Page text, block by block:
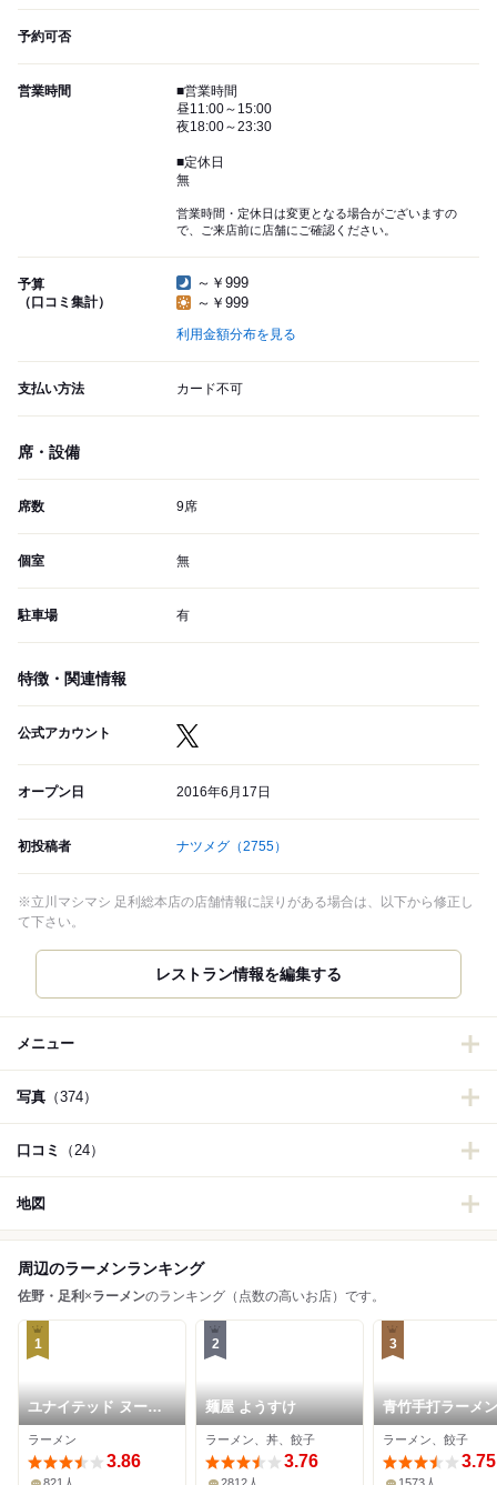
予約可否
営業時間
■営業時間
昼11:00～15:00
夜18:00～23:30
■定休日
無
営業時間・定休日は変更となる場合がございますの
で、ご来店前に店舗にご確認ください。
予算
（口コミ集計）
～￥999
～￥999
利用金額分布を見る
支払い方法 カード不可
席・設備
席数 9席
個室 無
駐車場 有
特徴・関連情報
公式アカウント
オープン日 2016年6月17日
初投稿者 ナツメグ （2755）
※立川マシマシ 足利総本店の店舗情報に誤りがある場合は、以下から修正し
て下さい。
メニュー
写真 （374）
口コミ （24）
地図
周辺のラーメンランキング
佐野・足利 ×ラーメンのランキング（点数の高いお店）です。
1
ユナイテッド ヌード
ル アメノオト
ラーメン
3.86
2
麺屋 ようすけ
ラーメン、丼、餃子
3.76
3
青竹手打ラーメ
向屋
ラーメン、餃子
3.75